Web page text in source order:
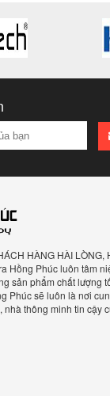
HÀNG HÀI LÒNG,
Hồng Phúc luôn tâm
sản phẩm chất lượng
Phúc sẽ luôn là nơi
nhà thông minh tin cậy